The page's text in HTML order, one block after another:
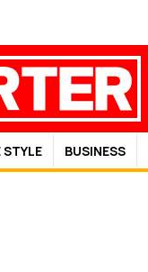
STYLE BUSINESS